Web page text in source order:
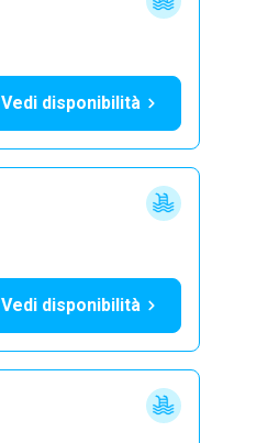
Vedi disponibilità
Vedi disponibilità